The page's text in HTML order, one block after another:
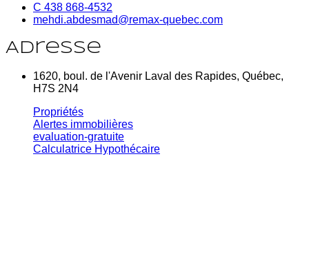
C 438 868-4532
mehdi.abdesmad@remax-quebec.com
Adresse
1620, boul. de l'Avenir Laval des Rapides, Québec,
H7S 2N4
Propriétés
Alertes immobilières
evaluation-gratuite
Calculatrice Hypothécaire